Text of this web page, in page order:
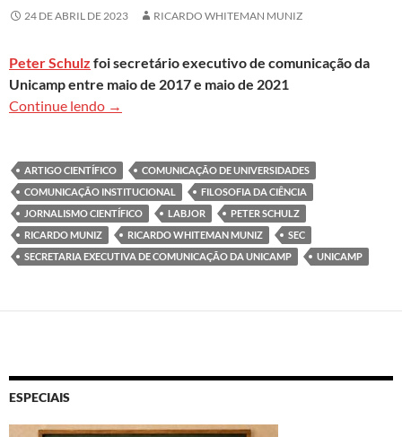
24 DE ABRIL DE 2023 RICARDO WHITEMAN MUNIZ
Peter Schulz foi secretário executivo de comunicação da
Unicamp entre maio de 2017 e maio de 2021
Continue lendo Peter Schulz: A maioria dos portais das
→
ARTIGO CIENTÍFICO
COMUNICAÇÃO DE UNIVERSIDADES
COMUNICAÇÃO INSTITUCIONAL
FILOSOFIA DA CIÊNCIA
JORNALISMO CIENTÍFICO
LABJOR
PETER SCHULZ
RICARDO MUNIZ
RICARDO WHITEMAN MUNIZ
SEC
SECRETARIA EXECUTIVA DE COMUNICAÇÃO DA UNICAMP
UNICAMP
ESPECIAIS